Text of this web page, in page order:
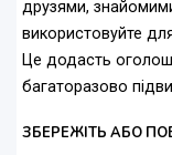
друзями,
використовуйте
Це додасть
багаторазово
ЗБЕРЕЖІТЬ АБО